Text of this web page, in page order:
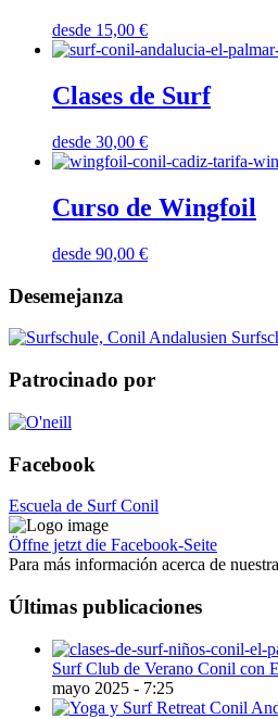
desde 15,00 €
Clases de Surf
desde 30,00 €
Curso de Wingfoil
desde 90,00 €
Desemejanza
Patrocinado por
Facebook
Escuela de Surf Conil
Öffne jetzt die Facebook-Seite
Para más información acerca de
Últimas publicaciones
Surf Club de Verano Conil con
mayo 2025 - 7:25